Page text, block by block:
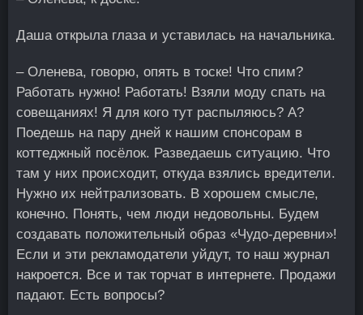
Даша открыла глаза и уставилась на начальника.
– Оленева, говорю, опять в тоске! Что спим?
Работать нужно! Работать! Взяли моду спать на
совещаниях! Я для кого тут распыляюсь? А?
Поедешь на пару дней к нашим спонсорам в
коттеджный посёлок. Разведаешь ситуацию. Что
там у них происходит, откуда взялись вредители.
Нужно их нейтрализовать. В хорошем смысле,
конечно. Понять, чем люди недовольны. Будем
создавать положительный образ «Чудо-деревни»!
Если и эти рекламодатели уйдут, то наш журнал
накроется. Все и так торчат в интернете. Продажи
падают. Есть вопросы?